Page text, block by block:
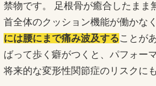
禁物です。 足根骨が癒合したまま
首全体のクッション機能が働かなく
には腰にまで痛み波及することが
ばって歩く癖がつくと、パフォー
将来的な変形性関節症のリスクに